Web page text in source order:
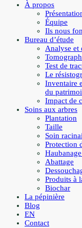
À propos
Équipe
Ils nous
Bureau d’étude
Analyse et
Test de
Le
Inventaire
du
Impact de
Soins aux arbres
Plantation
Taille
Soin
Protection
Abattage
Produits à
Biochar
La pépinière
Blog
EN
Contact